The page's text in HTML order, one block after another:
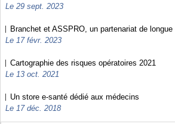
Le 29 sept. 2023
Branchet et ASSPRO, un partenariat de longue
Le 17 févr. 2023
Cartographie des risques opératoires 2021
Le 13 oct. 2021
Un store e-santé dédié aux médecins
Le 17 déc. 2018